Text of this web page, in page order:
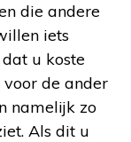
die andere
iets
u koste
de ander
namelijk zo
Als dit u